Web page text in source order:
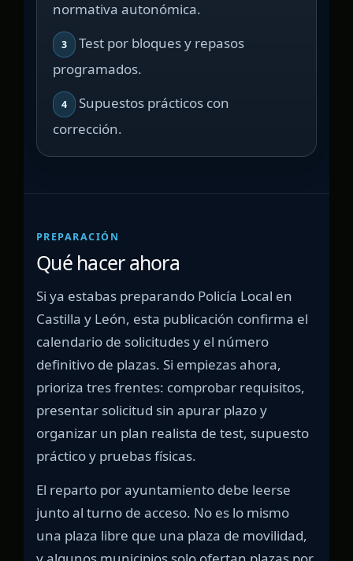
normativa autonómica.
3
Test por bloques y repasos
programados.
4
Supuestos prácticos con
corrección.
PREPARACIÓN
Qué hacer ahora
Si ya estabas preparando Policía Local en
Castilla y León, esta publicación confirma el
calendario de solicitudes y el número
definitivo de plazas. Si empiezas ahora,
prioriza tres frentes: comprobar requisitos,
presentar solicitud sin apurar plazo y
organizar un plan realista de test, supuesto
práctico y pruebas físicas.
El reparto por ayuntamiento debe leerse
junto al turno de acceso. No es lo mismo
una plaza libre que una plaza de movilidad,